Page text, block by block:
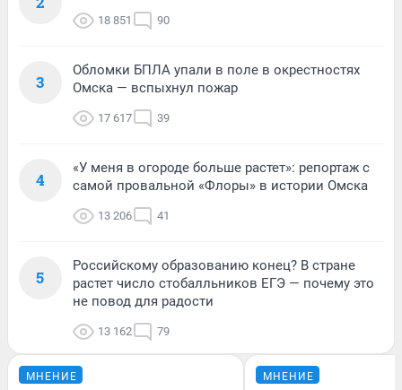
18 851 90
3
Обломки БПЛА упали в поле в окрестностях
Омска — вспыхнул пожар
17 617 39
4
«У меня в огороде больше растет»: репортаж с
самой провальной «Флоры» в истории Омска
13 206 41
5
Российскому образованию конец? В стране
растет число стобалльников ЕГЭ — почему это
не повод для радости
13 162 79
МНЕНИЕ МНЕНИЕ